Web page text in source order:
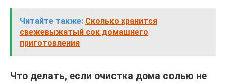
Читайте также: Сколько хранится
свежевыжатый сок домашнего
приготовления
Что делать, если очистка дома солью не